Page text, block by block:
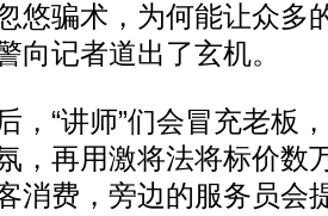
骗术，为何能让众多
向记者道出了玄机。
“讲师”们会冒充老板
，再用激将法将标价数
消费，旁边的服务员会